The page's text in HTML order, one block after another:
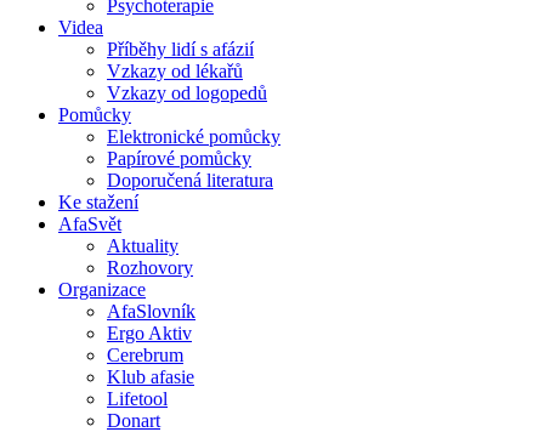
Psychoterapie
Videa
Příběhy lidí s afázií
Vzkazy od lékařů
Vzkazy od logopedů
Pomůcky
Elektronické pomůcky
Papírové pomůcky
Doporučená literatura
Ke stažení
AfaSvět
Aktuality
Rozhovory
Organizace
AfaSlovník
Ergo Aktiv
Cerebrum
Klub afasie
Lifetool
Donart